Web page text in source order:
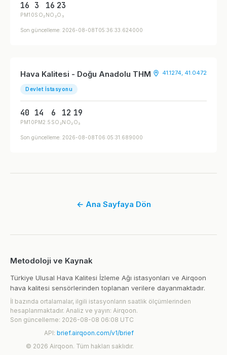
16
PM10
3
SO₂
16
NO₂
23
O₃
Son güncelleme: 2026-08-08T05:36:33.624000
Hava Kalitesi - Doğu Anadolu THM
Devlet İstasyonu
41.1274, 41.0472
40
PM10
14
PM2.5
6
SO₂
12
NO₂
19
O₃
Son güncelleme: 2026-08-08T06:05:31.689000
← Ana Sayfaya Dön
Metodoloji ve Kaynak
Türkiye Ulusal Hava Kalitesi İzleme Ağı istasyonları ve Airqoon
hava kalitesi sensörlerinden toplanan verilere dayanmaktadır.
İl bazında ortalamalar, ilgili istasyonların saatlik ölçümlerinden
hesaplanmaktadır. Analiz ve yayın: Airqoon.
Son güncelleme: 2026-08-08 06:08 UTC
API: brief.airqoon.com/v1/brief
© 2026 Airqoon. Tüm hakları saklıdır.